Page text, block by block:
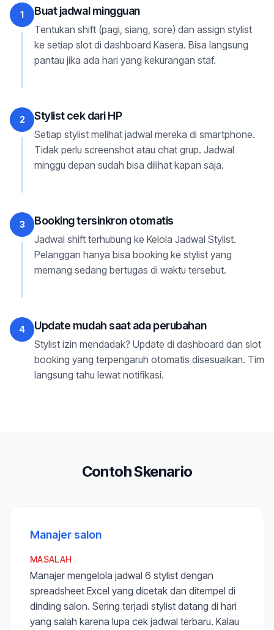
1 Buat jadwal mingguan
Tentukan shift (pagi, siang, sore) dan assign stylist
ke setiap slot di dashboard Kasera. Bisa langsung
pantau jika ada hari yang kekurangan staf.
2 Stylist cek dari HP
Setiap stylist melihat jadwal mereka di smartphone.
Tidak perlu screenshot atau chat grup. Jadwal
minggu depan sudah bisa dilihat kapan saja.
3 Booking tersinkron otomatis
Jadwal shift terhubung ke Kelola Jadwal Stylist.
Pelanggan hanya bisa booking ke stylist yang
memang sedang bertugas di waktu tersebut.
4 Update mudah saat ada perubahan
Stylist izin mendadak? Update di dashboard dan slot
booking yang terpengaruh otomatis disesuaikan. Tim
langsung tahu lewat notifikasi.
Contoh Skenario
Manajer salon
MASALAH
Manajer mengelola jadwal 6 stylist dengan
spreadsheet Excel yang dicetak dan ditempel di
dinding salon. Sering terjadi stylist datang di hari
yang salah karena lupa cek jadwal terbaru. Kalau